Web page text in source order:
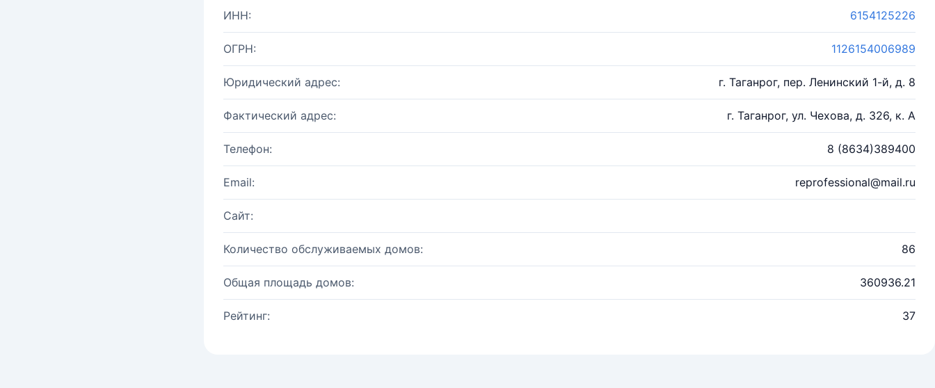
ИНН: 6154125226
ОГРН: 1126154006989
Юридический адрес: г. Таганрог, пер. Ленинский 1-й, д. 8
Фактический адрес: г. Таганрог, ул. Чехова, д. 326, к. А
Телефон: 8 (8634)389400
Email: reprofessional@mail.ru
Сайт:
Количество обслуживаемых домов: 86
Общая площадь домов: 360936.21
Рейтинг: 37